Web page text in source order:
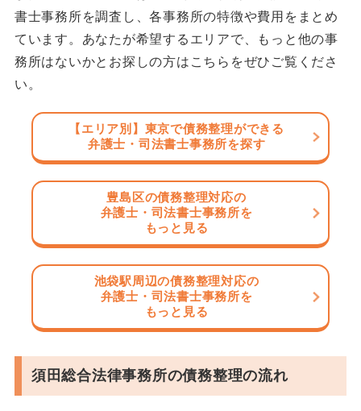
書士事務所を調査し、各事務所の特徴や費用をまとめ
ています。あなたが希望するエリアで、もっと他の事
務所はないかとお探しの方はこちらをぜひご覧くださ
い。
【エリア別】東京で債務整理ができる
弁護士・司法書士事務所を探す
豊島区の債務整理対応の
弁護士・司法書士事務所を
もっと見る
池袋駅周辺の債務整理対応の
弁護士・司法書士事務所を
もっと見る
須田総合法律事務所の債務整理の流れ